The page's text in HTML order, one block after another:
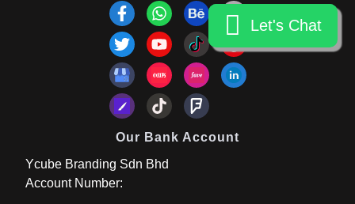
Our Bank Account
Ycube Branding Sdn Bhd
Account Number:
Let's Chat
Let's Chat